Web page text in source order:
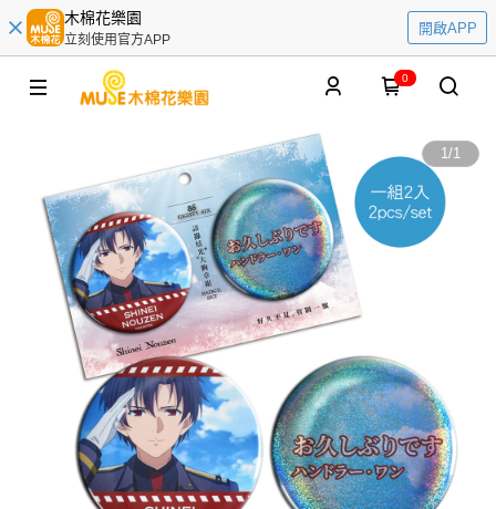
木棉花樂園
立刻使用官方APP
開啟APP
0
1/1